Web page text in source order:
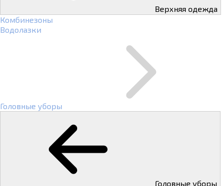
Верхняя одежда
Комбинезоны
Водолазки
Головные уборы
Головные уборы